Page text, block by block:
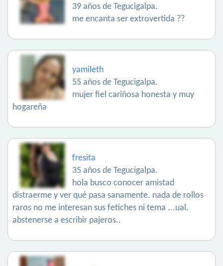
39 años de Tegucigalpa.
me encanta ser extrovertida ??
yamileth
55 años de Tegucigalpa.
mujer fiel cariñosa honesta y muy
hogareña
fresita
35 años de Tegucigalpa.
hola busco conocer amistad
distraerme y ver qué pasa sanamente. nada de rollos
raros no me interesan sus fetiches ni tema ...ual.
abstenerse a escribir pajeros..